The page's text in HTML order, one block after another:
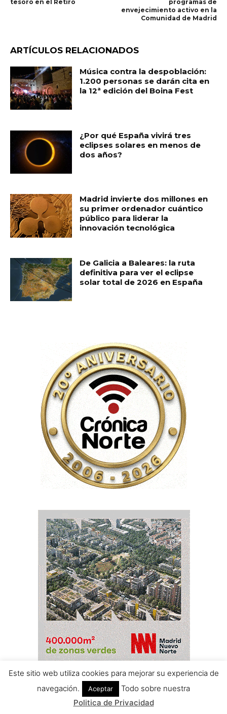
Este sitio web utiliza cookies para mejorar su experiencia de
navegación.
Aceptar
Todo sobre nuestra
Politica de Privacidad